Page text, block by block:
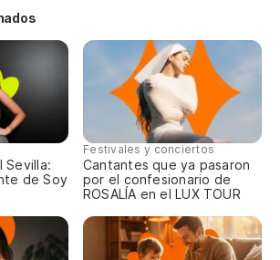
Sevilla:
de Soy
Festivales y conciertos
Cantantes que ya pasaron
por el confesionario de
ROSALÍA en el LUX TOUR